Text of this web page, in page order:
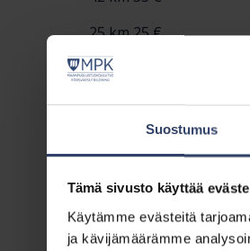
Suostumus
Tämä sivusto käyttää
Käytämme evästeitä
ja kävijämäärämme
25 km 25 €.
Hintaan sisältyy
Osallistujille
Lähtö
Marssimatkojen